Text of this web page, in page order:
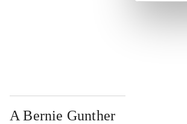
A Bernie Gunther